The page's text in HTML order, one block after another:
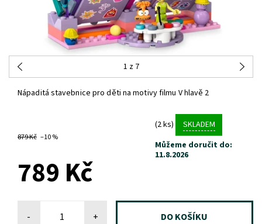
1 z 7
Nápaditá stavebnice pro děti na motivy filmu V hlavě 2
879 Kč –10 %
(2 ks)
SKLADEM
Můžeme doručit do:
11.8.2026
789 Kč
- +